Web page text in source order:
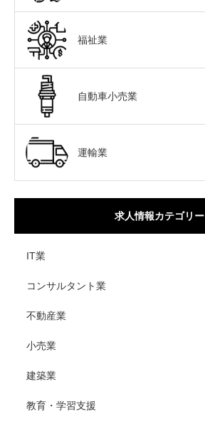
福祉業
自動車小売業
運輸業
求人情報カテゴリー
IT業
コンサルタント業
不動産業
小売業
建築業
教育・学習支援